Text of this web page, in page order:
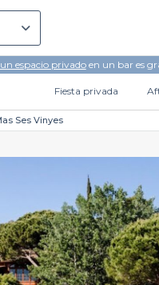
espacio privadoen un bar es
Fiesta privada
Ses Vinyes